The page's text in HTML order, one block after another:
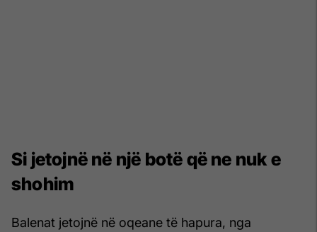
Si jetojnë në një botë që ne nuk e
shohim
Balenat jetojnë në oqeane të hapura, nga